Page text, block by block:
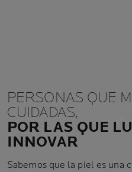
PERSONAS QUE
CUIDADAS,
POR LAS QUE
INNOVAR
Sabemos que la piel es una